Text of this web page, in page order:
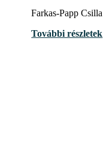
Farkas-Papp Csilla
További részletek